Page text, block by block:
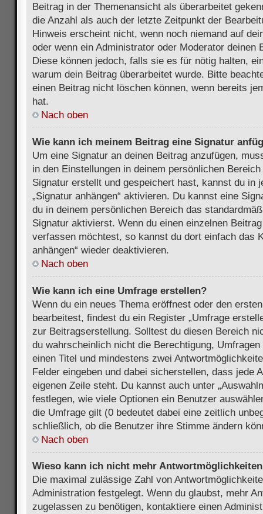
Beitrag in der Themenansicht als überarbeitet
die Anzahl als auch der letzte Zeitpunkt der
Hinweis erscheint nicht, wenn noch niemand auf
oder wenn ein Administrator oder Moderator deinen
Diese können jedoch, falls sie es für nötig halten,
warum dein Beitrag überarbeitet wurde. Bitte
einen Beitrag nicht löschen können, wenn bereits
hat.
Nach oben
Wie kann ich meinem Beitrag eine Signatur
Um eine Signatur an deinen Beitrag anzufügen,
in den Einstellungen in deinem persönlichen
Signatur erstellt und gespeichert hast, kannst du in
„Signatur anhängen“ aktivieren. Du kannst eine
du in deinem persönlichen Bereich das
Signatur aktivierst. Wenn du einen einzelnen
verfassen möchtest, so kannst du dort einfach das
anhängen“ wieder deaktivieren.
Nach oben
Wie kann ich eine Umfrage erstellen?
Wenn du ein neues Thema eröffnest oder den
bearbeitest, findest du ein Register „Umfrage
zur Beitragserstellung. Solltest du diesen Bereich
du wahrscheinlich nicht die Berechtigung,
einen Titel und mindestens zwei
Felder eingeben und dabei sicherstellen, dass jede
eigenen Zeile steht. Du kannst auch unter
festlegen, wie viele Optionen ein Benutzer
die Umfrage gilt (0 bedeutet dabei eine zeitlich
schließlich, ob die Benutzer ihre Stimme ändern
Nach oben
Wieso kann ich nicht mehr
Die maximal zulässige Zahl von
Administration festgelegt. Wenn du glaubst, mehr
zugelassen zu benötigen, kontaktiere einen